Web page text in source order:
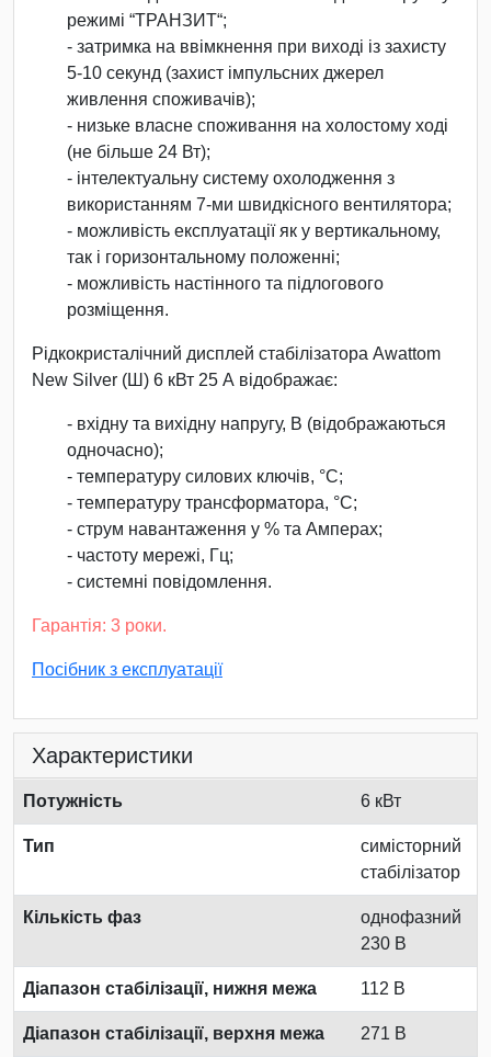
режимі “ТРАНЗИТ“;
- затримка на ввімкнення при виході із захисту
5-10 секунд (захист імпульсних джерел
живлення споживачів);
- низьке власне споживання на холостому ході
(не більше 24 Вт);
- інтелектуальну систему охолодження з
використанням 7-ми швидкісного вентилятора;
- можливість експлуатації як у вертикальному,
так і горизонтальному положенні;
- можливість настінного та підлогового
розміщення.
Рідкокристалічний дисплей стабілізатора Awattom
New Silver (Ш) 6 кВт 25 А відображає:
- вхідну та вихідну напругу, В (відображаються
одночасно);
- температуру силових ключів, °С;
- температуру трансформатора, °С;
- струм навантаження у % та Амперах;
- частоту мережі, Гц;
- системні повідомлення.
Гарантія: 3 роки.
Посібник з експлуатації
Характеристики
Потужність 6 кВт
Тип
симісторний
стабілізатор
Кількість фаз
однофазний
230 В
Діапазон стабілізації, нижня межа 112 В
Діапазон стабілізації, верхня межа 271 В